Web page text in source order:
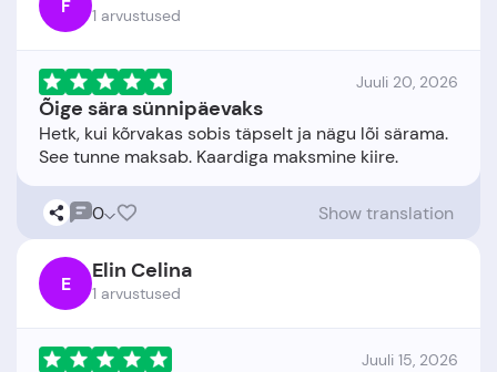
F 1 arvustused
Juuli 20, 2026
Õige sära sünnipäevaks
Hetk, kui kõrvakas sobis täpselt ja nägu lõi särama.
0 Show translation
E Elin Celina
1 arvustused
Juuli 15, 2026